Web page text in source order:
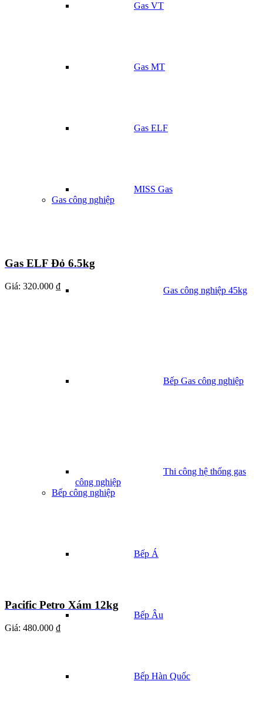
Gas VT
Gas MT
Gas ELF
MISS Gas
Gas công nghiệp
Gas công nghiệp 45kg
Bếp Gas công nghiệp
Thi công hệ thống gas
công nghiệp
Bếp công nghiệp
Bếp Á
Bếp Âu
Bếp Hàn Quốc
Gas ELF Đỏ 6.5kg
Giá: 320.000 ₫
Pacific Petro Xám 12kg
Giá: 480.000 ₫